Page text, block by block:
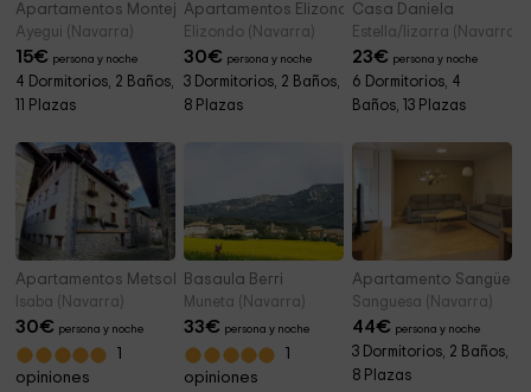
Apartamentos Montejurra
Ayegui (Navarra)
15€ persona y noche
4 Dormitorios, 2 Baños,
11 Plazas
Apartamentos Elizondo Center
Elizondo (Navarra)
30€ persona y noche
3 Dormitorios, 2 Baños,
8 Plazas
Casa Daniela
Estella/lizarra (Navarra)
23€ persona y noche
6 Dormitorios, 4
Baños, 13 Plazas
Apartamentos Metsola
Isaba (Navarra)
30€ persona y noche
opiniones
Basaula Berri
Muneta (Navarra)
33€ persona y noche
opiniones
Apartamento Sangüesa
Sanguesa (Navarra)
44€ persona y noche
3 Dormitorios, 2 Baños,
8 Plazas